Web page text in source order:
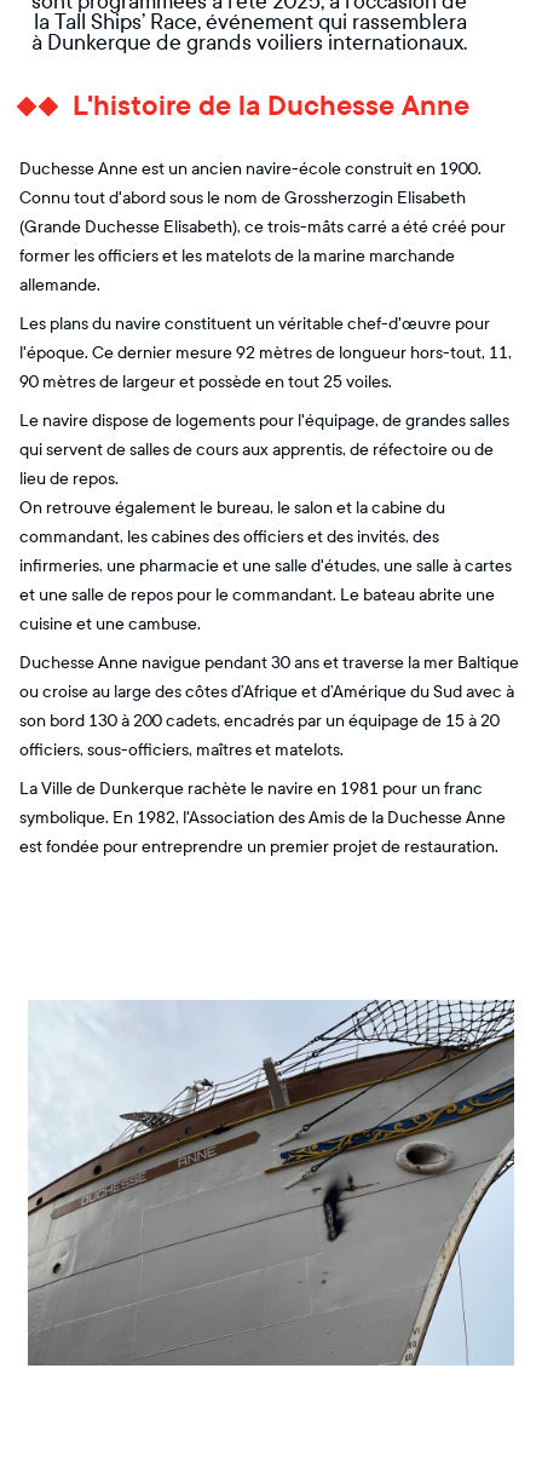
la Tall Ships’ Race, événement qui rassemblera
à Dunkerque de grands voiliers internationaux.
L'histoire de la Duchesse Anne
Duchesse Anne est un ancien navire-école construit en 1900.
Connu tout d'abord sous le nom de Grossherzogin Elisabeth
(Grande Duchesse Elisabeth), ce trois-mâts carré a été créé pour
former les officiers et les matelots de la marine marchande
allemande.
Les plans du navire constituent un véritable chef-d'œuvre pour
l'époque. Ce dernier mesure 92 mètres de longueur hors-tout, 11,
90 mètres de largeur et possède en tout 25 voiles.
Le navire dispose de logements pour l'équipage, de grandes salles
qui servent de salles de cours aux apprentis, de réfectoire ou de
lieu de repos.
On retrouve également le bureau, le salon et la cabine du
commandant, les cabines des officiers et des invités, des
infirmeries, une pharmacie et une salle d'études, une salle à cartes
et une salle de repos pour le commandant. Le bateau abrite une
cuisine et une cambuse.
Duchesse Anne navigue pendant 30 ans et traverse la mer Baltique
ou croise au large des côtes d’Afrique et d’Amérique du Sud avec à
son bord 130 à 200 cadets, encadrés par un équipage de 15 à 20
officiers, sous-officiers, maîtres et matelots.
La Ville de Dunkerque rachète le navire en 1981 pour un franc
symbolique. En 1982, l'Association des Amis de la Duchesse Anne
est fondée pour entreprendre un premier projet de restauration.